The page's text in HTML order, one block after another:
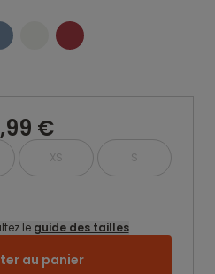
ECRUROUGE
€
XS S
le guide des tailles
au panier